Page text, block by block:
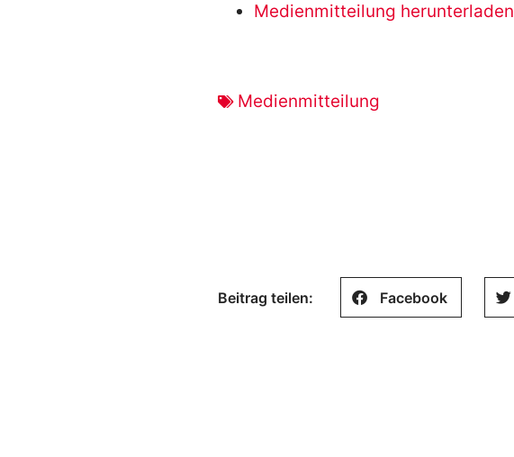
Medienmitteilung herunterladen
Medienmitteilung
Beitrag teilen: Facebook